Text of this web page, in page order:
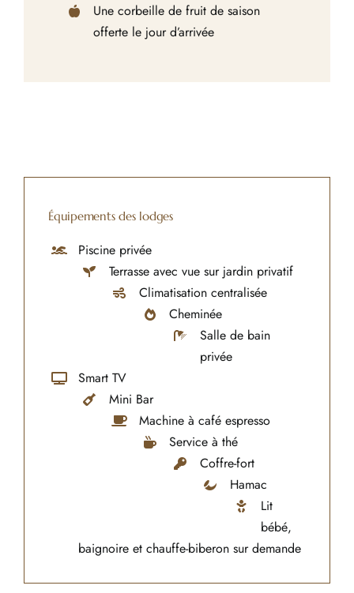
Une corbeille de fruit de saison
offerte le jour d’arrivée
Équipements des lodges
Piscine privée
Terrasse avec vue sur jardin privatif
Climatisation centralisée
Cheminée
Salle de bain
privée
Smart TV
Mini Bar
Machine à café espresso
Service à thé
Coffre-fort
Hamac
Lit
bébé,
baignoire et chauffe-biberon sur demande